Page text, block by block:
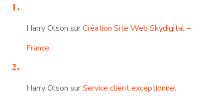
Harry Olson surCréation Site Web Skydigital –
France
Harry Olson surService client exceptionnel